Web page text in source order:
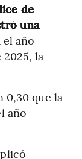
de
una
el año
la
0,30 que la
año